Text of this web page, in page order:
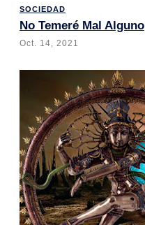
SOCIEDAD
No Temeré Mal Alguno
Oct. 14, 2021